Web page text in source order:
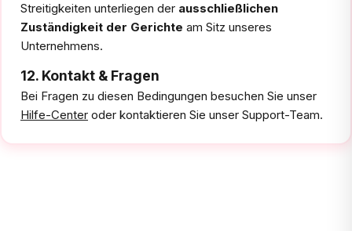
Streitigkeiten unterliegen der ausschließlichen
Zuständigkeit der Gerichte am Sitz unseres
Unternehmens.
12. Kontakt & Fragen
Bei Fragen zu diesen Bedingungen besuchen Sie unser
Hilfe-Center oder kontaktieren Sie unser Support-Team.